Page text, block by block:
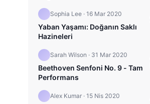
Sophia Lee · 16 Mar 2020
Yaban Yaşamı: Doğanın Saklı
Hazineleri
Sarah Wilson · 31 Mar 2020
Beethoven Senfoni No. 9 - Tam
Performans
Alex Kumar · 15 Nis 2020